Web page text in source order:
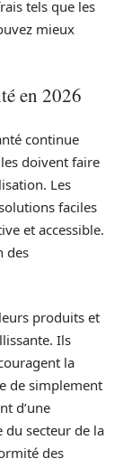
tels que les
mieux
en 2026
continue
doivent faire
Les
faciles
et accessible.
des
produits et
Ils
la
de simplement
d’une
du secteur de la
des